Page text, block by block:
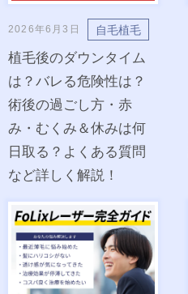
2026年6月3日 自毛植毛
植毛後のダウンタイム
は？バレる危険性は？
術後の過ごし方・赤
み・むくみ＆休みは何
日取る？よくある質問
など詳しく解説！